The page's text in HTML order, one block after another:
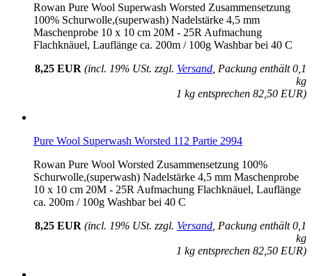
Rowan Pure Wool Superwash Worsted Zusammensetzung
100% Schurwolle,(superwash) Nadelstärke 4,5 mm
Maschenprobe 10 x 10 cm 20M - 25R Aufmachung
Flachknäuel, Lauflänge ca. 200m / 100g Washbar bei 40 C
8,25 EUR (incl. 19% USt. zzgl. Versand , Packung enthält 0,1
kg
1 kg entsprechen 82,50 EUR)
Pure Wool Superwash Worsted 112 Partie 2994
Rowan Pure Wool Worsted Zusammensetzung 100%
Schurwolle,(superwash) Nadelstärke 4,5 mm Maschenprobe
10 x 10 cm 20M - 25R Aufmachung Flachknäuel, Lauflänge
ca. 200m / 100g Washbar bei 40 C
8,25 EUR (incl. 19% USt. zzgl. Versand , Packung enthält 0,1
kg
1 kg entsprechen 82,50 EUR)